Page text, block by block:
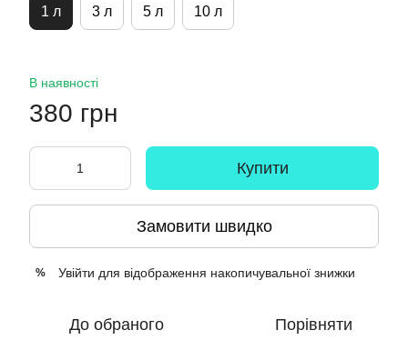
1 л 3 л 5 л 10 л
В наявності
380 грн
Купити
Замовити швидко
% Увійти для відображення накопичувальної знижки
До обраного Порівняти